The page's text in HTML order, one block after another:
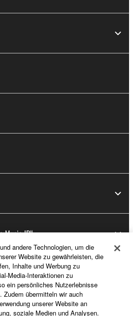
Music ID“
- German
andere Technologien, um die
Website zu gewährleisten, die
Inhalte und Werbung zu
Media-Interaktionen zu
ein persönliches Nutzerlebnisse
Zudem übermitteln wir auch
unserer Website an
soziale Medien und Analysen.